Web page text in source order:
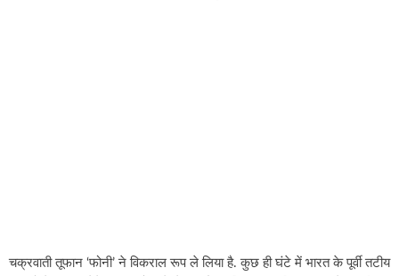
चक्रवाती तूफान ‘फोनी’ ने विकराल रूप ले लिया है. कुछ ही घंटे में भारत के पूर्वी तटीय